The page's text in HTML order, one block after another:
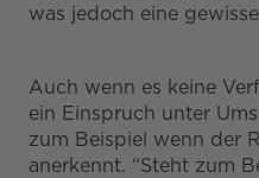
was jedoch eine
Auch wenn es keine
ein Einspruch unter
zum Beispiel wenn der
anerkennt. “Steht zum